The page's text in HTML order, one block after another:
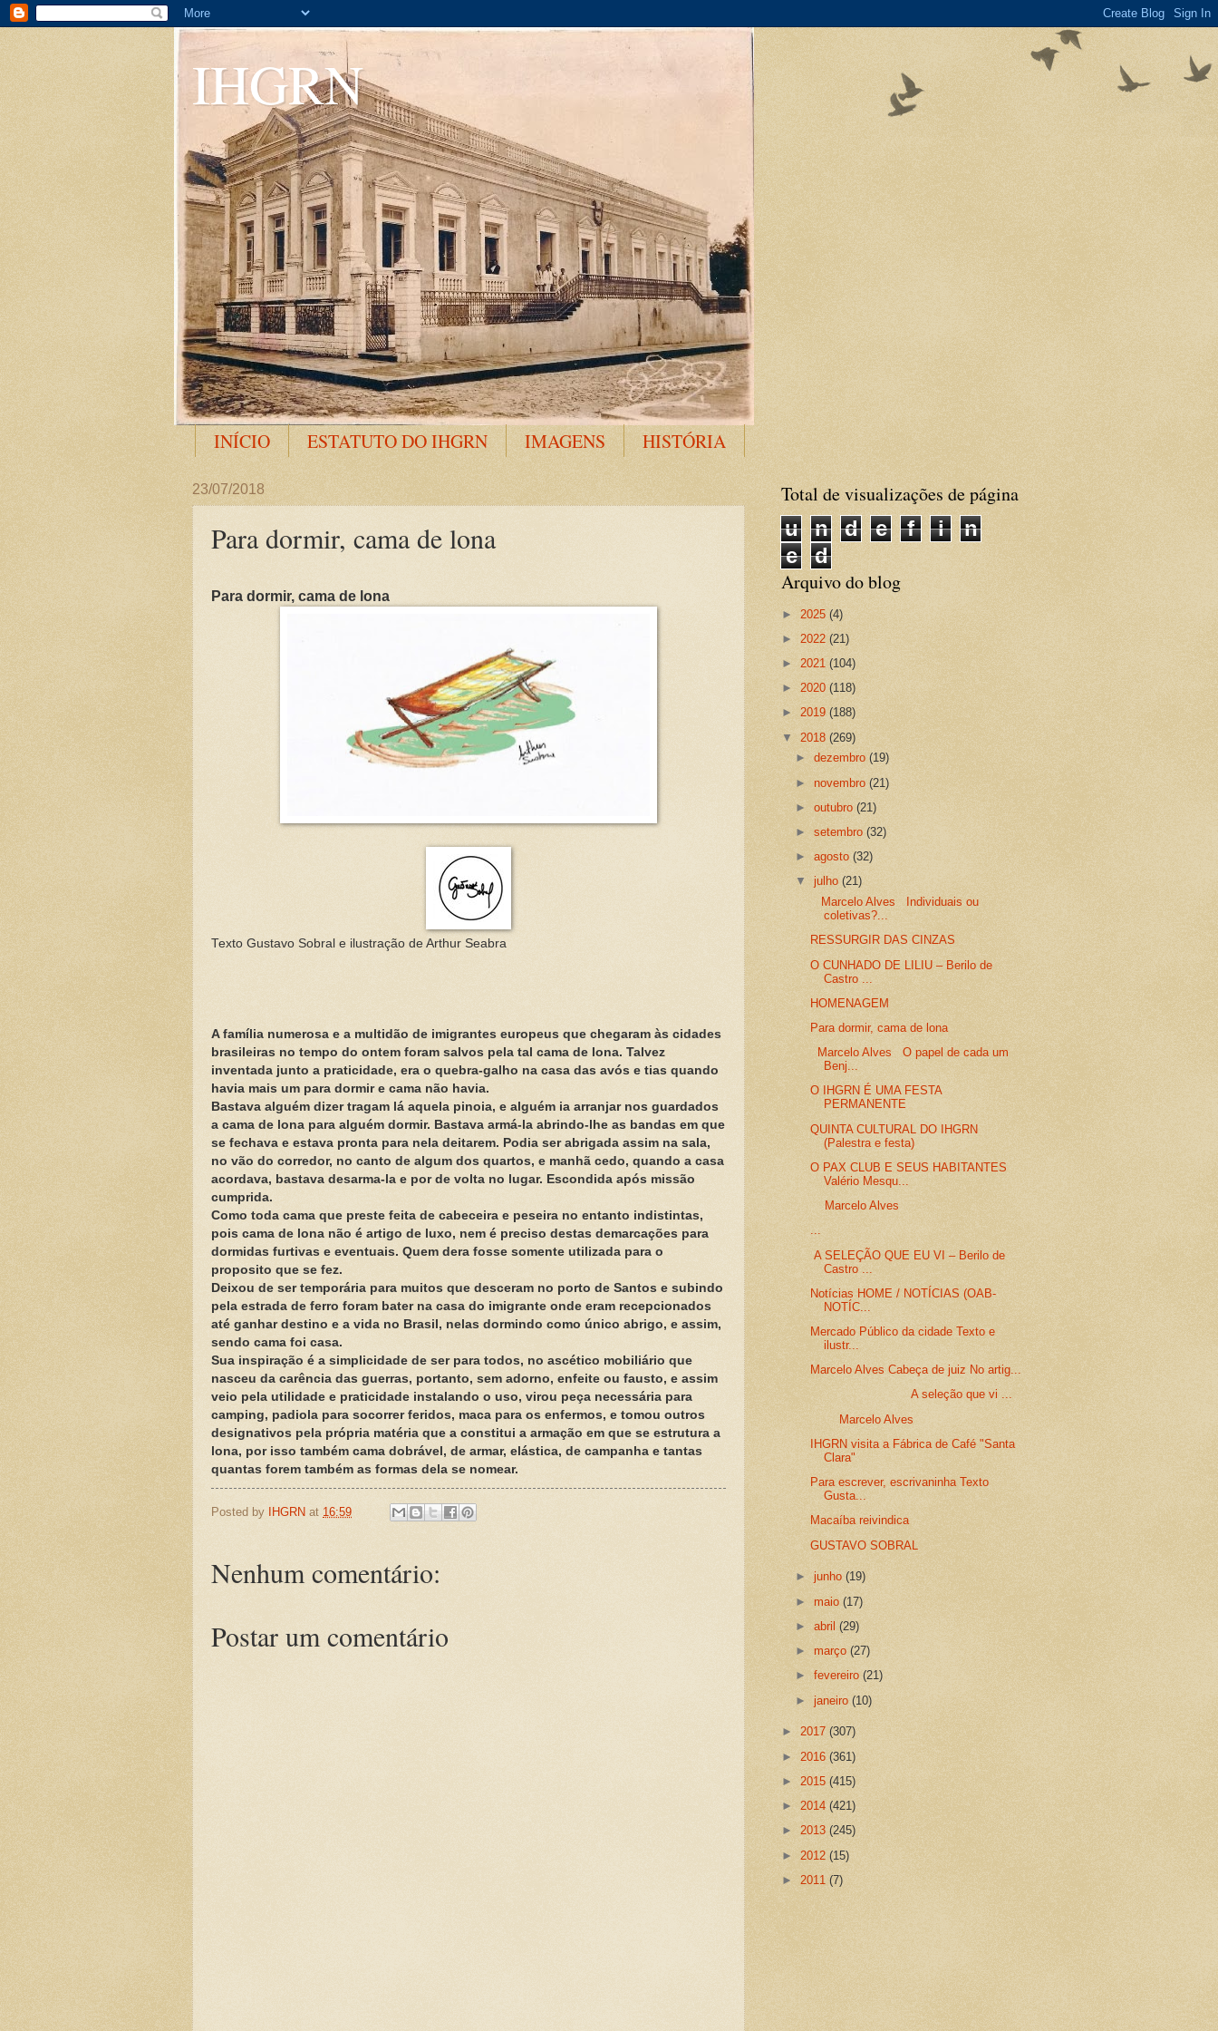
IHGRN
INÍCIO ESTATUTO DO IHGRN IMAGENS HISTÓRIA
23/07/2018
Para dormir, cama de lona
Para dormir, cama de lona
Texto Gustavo Sobral e ilustração de Arthur Seabra
A família numerosa e a multidão de imigrantes europeus que chegaram às cidades
brasileiras no tempo do ontem foram salvos pela tal cama de lona. Talvez
inventada junto a praticidade, era o quebra-galho na casa das avós e tias quando
havia mais um para dormir e cama não havia.
Bastava alguém dizer tragam lá aquela pinoia, e alguém ia arranjar nos guardados
a cama de lona para alguém dormir. Bastava armá-la abrindo-lhe as bandas em que
se fechava e estava pronta para nela deitarem. Podia ser abrigada assim na sala,
no vão do corredor, no canto de algum dos quartos, e manhã cedo, quando a casa
acordava, bastava desarma-la e por de volta no lugar. Escondida após missão
cumprida.
Como toda cama que preste feita de cabeceira e peseira no entanto indistintas,
pois cama de lona não é artigo de luxo, nem é preciso destas demarcações para
dormidas furtivas e eventuais. Quem dera fosse somente utilizada para o
proposito que se fez.
Deixou de ser temporária para muitos que desceram no porto de Santos e subindo
pela estrada de ferro foram bater na casa do imigrante onde eram recepcionados
até ganhar destino e a vida no Brasil, nelas dormindo como único abrigo, e assim,
sendo cama foi casa.
Sua inspiração é a simplicidade de ser para todos, no ascético mobiliário que
nasceu da carência das guerras, portanto, sem adorno, enfeite ou fausto, e assim
veio pela utilidade e praticidade instalando o uso, virou peça necessária para
camping, padiola para socorrer feridos, maca para os enfermos, e tomou outros
designativos pela própria matéria que a constitui a armação em que se estrutura a
lona, por isso também cama dobrável, de armar, elástica, de campanha e tantas
quantas forem também as formas dela se nomear.
Posted by IHGRN at 16:59
Nenhum comentário:
Postar um comentário
Total de visualizações de página
u
n d e f i
n
e
d
Arquivo do blog
► 2025 (4)
► 2022 (21)
► 2021 (104)
► 2020 (118)
► 2019 (188)
▼ 2018 (269)
►dezembro(19)
►novembro(21)
►outubro(21)
►setembro(32)
►agosto(32)
▼julho(21)
Marcelo Alves Individuais ou
coletivas?...
RESSURGIR DAS CINZAS
O CUNHADO DE LILIU – Berilo de
Castro ...
HOMENAGEM
Para dormir, cama de lona
Marcelo Alves O papel de cada um
Benj...
O IHGRN É UMA FESTA
PERMANENTE
QUINTA CULTURAL DO IHGRN
(Palestra e festa)
O PAX CLUB E SEUS HABITANTES
Valério Mesqu...
Marcelo Alves
...
A SELEÇÃO QUE EU VI – Berilo de
Castro ...
Notícias HOME / NOTÍCIAS (OAB-
NOTÍC...
Mercado Público da cidade Texto e
ilustr...
Marcelo Alves Cabeça de juiz No artig...
A seleção que vi ...
Marcelo Alves
IHGRN visita a Fábrica de Café "Santa
Clara"
Para escrever, escrivaninha Texto
Gusta...
Macaíba reivindica
GUSTAVO SOBRAL
►junho(19)
►maio(17)
►abril(29)
►março(27)
►fevereiro(21)
►janeiro(10)
► 2017 (307)
► 2016 (361)
► 2015 (415)
► 2014 (421)
► 2013 (245)
► 2012 (15)
► 2011 (7)